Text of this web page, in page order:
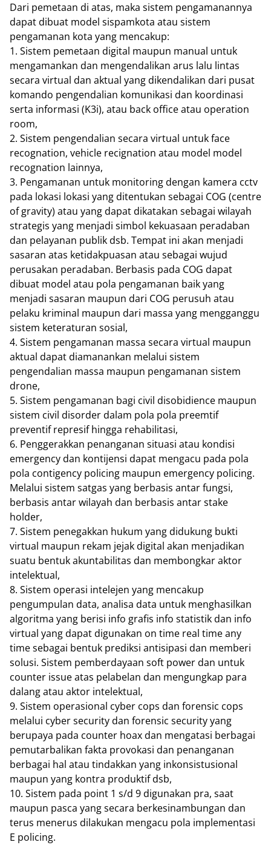
Dari pemetaan di atas, maka sistem pengamanannya
dapat dibuat model sispamkota atau sistem
pengamanan kota yang mencakup:
1. Sistem pemetaan digital maupun manual untuk
mengamankan dan mengendalikan arus lalu lintas
secara virtual dan aktual yang dikendalikan dari pusat
komando pengendalian komunikasi dan koordinasi
serta informasi (K3i), atau back office atau operation
room,
2. Sistem pengendalian secara virtual untuk face
recognation, vehicle recignation atau model model
recognation lainnya,
3. Pengamanan untuk monitoring dengan kamera cctv
pada lokasi lokasi yang ditentukan sebagai COG (centre
of gravity) atau yang dapat dikatakan sebagai wilayah
strategis yang menjadi simbol kekuasaan peradaban
dan pelayanan publik dsb. Tempat ini akan menjadi
sasaran atas ketidakpuasan atau sebagai wujud
perusakan peradaban. Berbasis pada COG dapat
dibuat model atau pola pengamanan baik yang
menjadi sasaran maupun dari COG perusuh atau
pelaku kriminal maupun dari massa yang mengganggu
sistem keteraturan sosial,
4. Sistem pengamanan massa secara virtual maupun
aktual dapat diamanankan melalui sistem
pengendalian massa maupun pengamanan sistem
drone,
5. Sistem pengamanan bagi civil disobidience maupun
sistem civil disorder dalam pola pola preemtif
preventif represif hingga rehabilitasi,
6. Penggerakkan penanganan situasi atau kondisi
emergency dan kontijensi dapat mengacu pada pola
pola contigency policing maupun emergency policing.
Melalui sistem satgas yang berbasis antar fungsi,
berbasis antar wilayah dan berbasis antar stake
holder,
7. Sistem penegakkan hukum yang didukung bukti
virtual maupun rekam jejak digital akan menjadikan
suatu bentuk akuntabilitas dan membongkar aktor
intelektual,
8. Sistem operasi intelejen yang mencakup
pengumpulan data, analisa data untuk menghasilkan
algoritma yang berisi info grafis info statistik dan info
virtual yang dapat digunakan on time real time any
time sebagai bentuk prediksi antisipasi dan memberi
solusi. Sistem pemberdayaan soft power dan untuk
counter issue atas pelabelan dan mengungkap para
dalang atau aktor intelektual,
9. Sistem operasional cyber cops dan forensic cops
melalui cyber security dan forensic security yang
berupaya pada counter hoax dan mengatasi berbagai
pemutarbalikan fakta provokasi dan penanganan
berbagai hal atau tindakkan yang inkonsistusional
maupun yang kontra produktif dsb,
10. Sistem pada point 1 s/d 9 digunakan pra, saat
maupun pasca yang secara berkesinambungan dan
terus menerus dilakukan mengacu pola implementasi
E policing.